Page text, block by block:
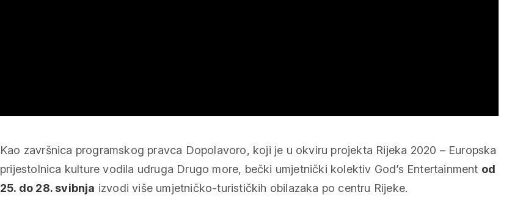
Kao završnica programskog pravca Dopolavoro, koji je u okviru projekta Rijeka 2020 – Europska
prijestolnica kulture vodila udruga Drugo more, bečki umjetnički kolektiv God’s Entertainment od
25. do 28. svibnja izvodi više umjetničko-turističkih obilazaka po centru Rijeke.